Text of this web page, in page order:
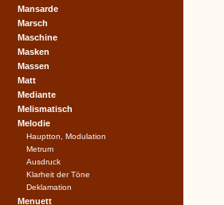
Mansarde
Marsch
Maschine
Masken
Massen
Matt
Mediante
Melismatisch
Melodie
Hauptton, Modulation
Metrum
Ausdruck
Klarheit der Töne
Deklamation
Menuett